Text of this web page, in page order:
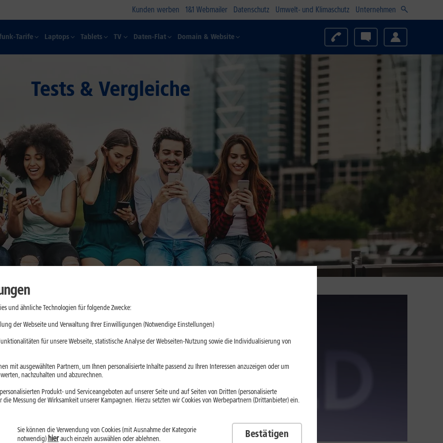
Kunden werben 1&1 Webmailer Datenschutz Umwelt- und Klimaschutz Unternehmen
Tarife Laptops Tablets TV Daten-Flat Domain & Website
Tests & Vergleiche
sich
hat
Akku: Das Galaxy
Vorgänger. Wir
Neuerungen im
und ähnliche Technologien für folgende Zwecke:
der Webseite und Verwaltung Ihrer Einwilligungen (Notwendige Einstellungen)
für unsere Webseite, statistische Analyse der Webseiten-Nutzung sowie die Individualisierung von
mit ausgewählten Partnern, um Ihnen personalisierte Inhalte passend zu Ihren Interessen anzuzeigen oder um
nachzuhalten und abzurechnen.
Produkt- und Serviceangeboten auf unserer Seite und auf Seiten von Dritten (personalisierte
Messung der Wirksamkeit unserer Kampagnen. Hierzu setzten wir Cookies von Werbepartnern (Drittanbieter) ein.
Sie können die Verwendung von Cookies (mit Ausnahme der Kategorie
notwendig) hierauch einzeln auswählen oder ablehnen. Bestätigen